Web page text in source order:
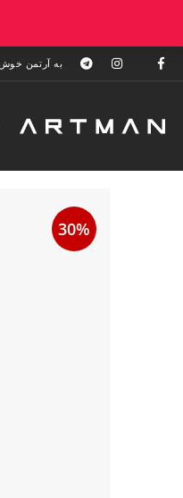
به آرتمن خوش آمدید. ارسال
30%